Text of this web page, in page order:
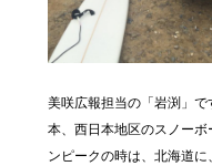
美咲広報担当の「岩渕」
本、西日本地区のスノー
ンピークの時は、北海道